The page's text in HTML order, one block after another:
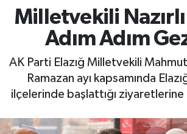
Milletvekili Nazırlı
Adım Adım
AK Parti Elazığ Milletvekili Mahmut
Ramazan ayı kapsamında
ilçelerinde başlattığı
DÜNYA
EKONOMİ
Tüm Manşetler
Haber Arşivi